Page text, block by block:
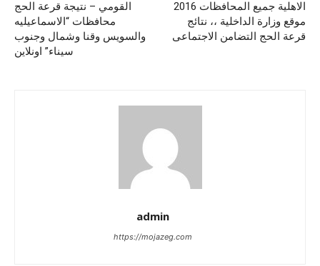
القومي – نتيجة قرعة الحج
محافظات “الاسماعيليه
والسويس وقنا وشمال وجنوب
سيناء” اونلاين
الاهلية جميع المحافظات 2016
موقع وزارة الداخلية ،، نتائج
قرعة الحج التضامن الاجتماعى
admin
https://mojazeg.com